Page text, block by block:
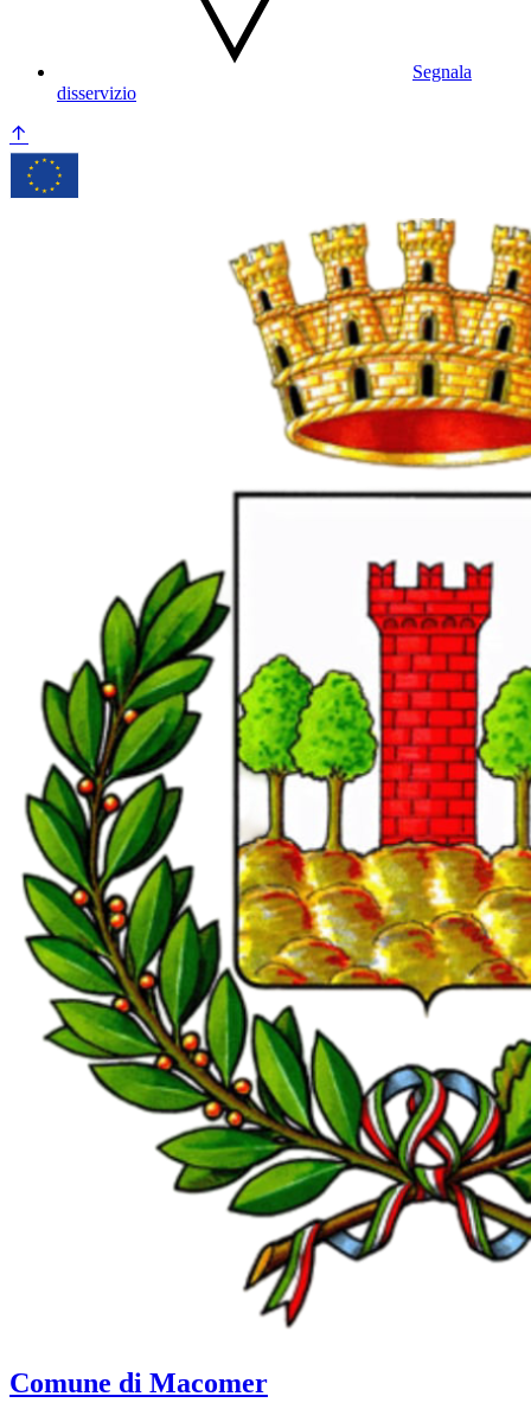
Segnala
disservizio
Comune di Macomer